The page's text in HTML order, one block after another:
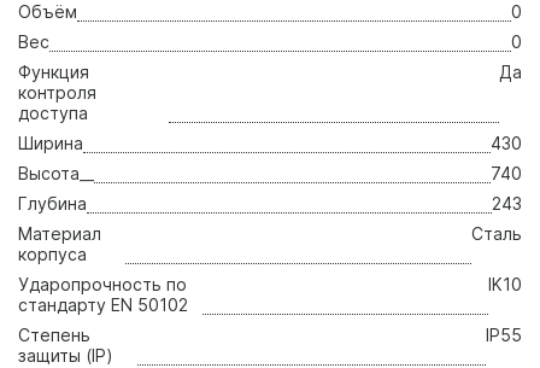
Объём
0
Вес
0
Функция
контроля
доступа
Да
Ширина
430
Высота__
740
Глубина
243
Материал
корпуса
Сталь
Ударопрочность по
стандарту EN 50102
IK10
Степень
защиты (IP)
IP55